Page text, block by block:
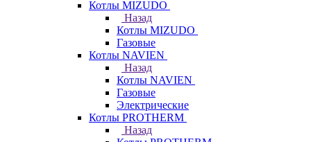
Котлы MIZUDO
Назад
Котлы MIZUDO
Газовые
Котлы NAVIEN
Назад
Котлы NAVIEN
Газовые
Электрические
Котлы PROTHERM
Назад